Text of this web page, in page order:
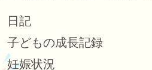
日記
子どもの成長記録
妊娠状況